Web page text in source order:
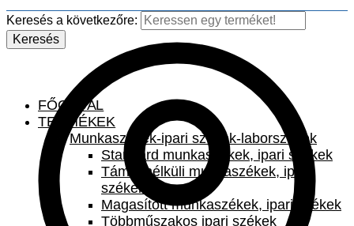
Keresés a következőre:
Keresés
FŐOLDAL
TERMÉKEK
Munkaszékek-ipari székek-laborszékek
Standard munkaszékek, ipari székek
Támla nélküli munkaszékek, ipari
székek
Magasított munkaszékek, ipari székek
Többműszakos ipari székek